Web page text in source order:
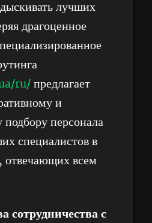
лучших
драгоценное
ru/ предлагает
и
персонала
специалистов в
отвечающих всем
сотрудничества с